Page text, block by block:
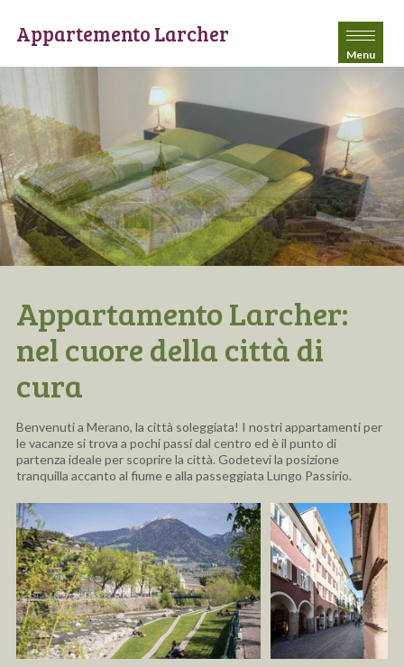
Menu
Appartemento Larcher
Appartamento Larcher:
nel cuore della città di
cura
Benvenuti a Merano, la città soleggiata! I nostri appartamenti per
le vacanze si trova a pochi passi dal centro ed è il punto di
partenza ideale per scoprire la città. Godetevi la posizione
tranquilla accanto al fiume e alla passeggiata Lungo Passirio.